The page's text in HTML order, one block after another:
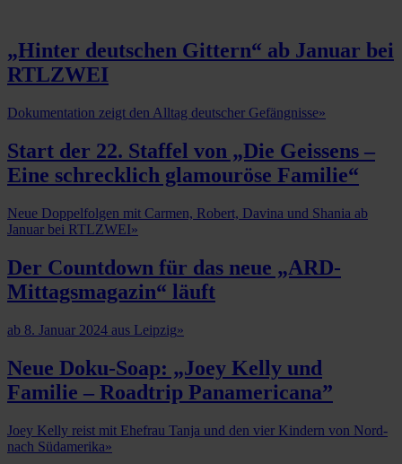
„Hinter deutschen Gittern“ ab Januar bei
RTLZWEI
Dokumentation zeigt den Alltag deutscher Gefängnisse»
Start der 22. Staffel von „Die Geissens –
Eine schrecklich glamouröse Familie“
Neue Doppelfolgen mit Carmen, Robert, Davina und Shania ab
Januar bei RTLZWEI»
Der Countdown für das neue „ARD-
Mittagsmagazin“ läuft
ab 8. Januar 2024 aus Leipzig»
Neue Doku-Soap: „Joey Kelly und
Familie – Roadtrip Panamericana”
Joey Kelly reist mit Ehefrau Tanja und den vier Kindern von Nord-
nach Südamerika»